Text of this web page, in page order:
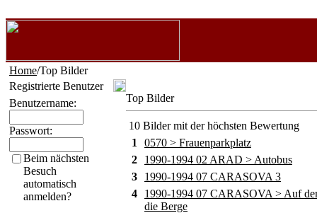
Home/Top Bilder
Registrierte Benutzer
Benutzername:
Passwort:
Beim nächsten
Besuch
automatisch
anmelden?
Top Bilder
10 Bilder mit der höchsten Bewertung
1
0570 > Frauenparkplatz
2
1990-1994 02 ARAD > Autobus
3
1990-1994 07 CARASOVA 3
4
1990-1994 07 CARASOVA > Auf
die Berge